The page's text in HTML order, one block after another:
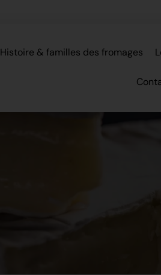
Histoire & familles des fromages